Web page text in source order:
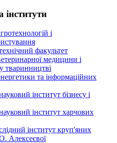
інститути
і
факультет
медицини і
тваринництві
та інформаційних
інститут бізнесу і
інститут харчових
інститут круп'яних
Алексеєвої